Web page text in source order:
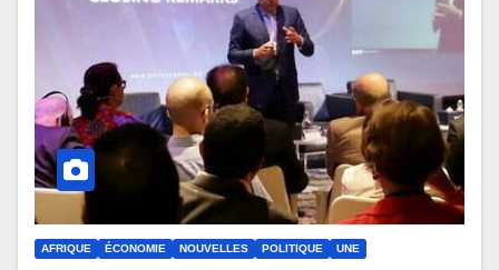
AFRIQUE ÉCONOMIE NOUVELLES POLITIQUE UNE